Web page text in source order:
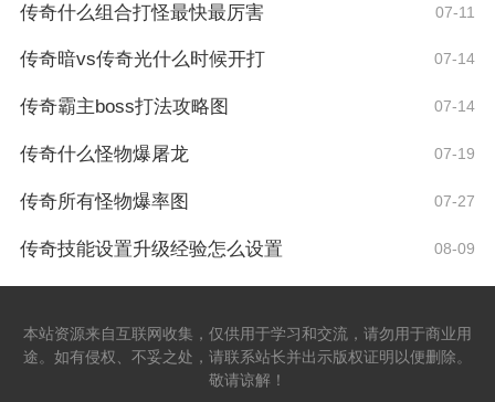
传奇什么组合打怪最快最厉害 07-11
传奇暗vs传奇光什么时候开打 07-14
传奇霸主boss打法攻略图 07-14
传奇什么怪物爆屠龙 07-19
传奇所有怪物爆率图 07-27
传奇技能设置升级经验怎么设置 08-09
本站资源来自互联网收集，仅供用于学习和交流，请勿用于商业用
途。如有侵权、不妥之处，请联系站长并出示版权证明以便删除。
敬请谅解！